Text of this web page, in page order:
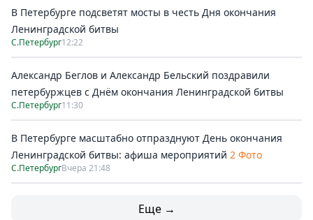
В Петербурге подсветят мосты в честь Дня окончания
Ленинградской битвы
С.Петербург12:22
Александр Беглов и Александр Бельский поздравили
петербуржцев с Днём окончания Ленинградской битвы
С.Петербург11:30
В Петербурге масштабно отпразднуют День окончания
Ленинградской битвы: афиша мероприятий 2 Фото
С.ПетербургВчера 21:48
Еще →